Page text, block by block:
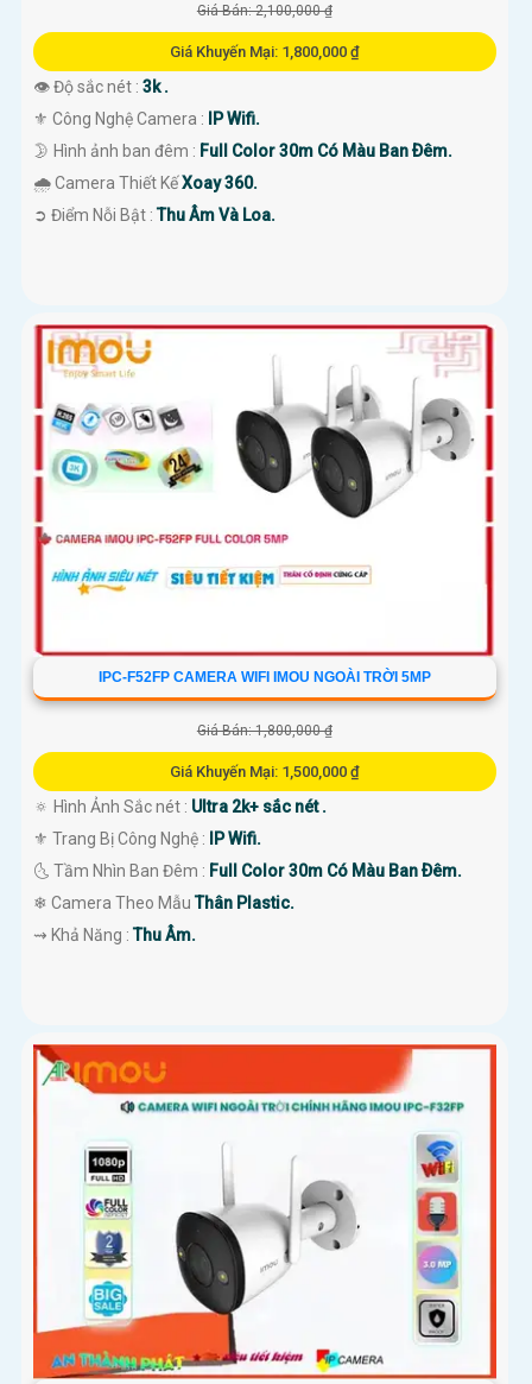
Giá Bán: 2,100,000 ₫
Giá Khuyến Mại: 1,800,000 ₫
👁 Độ sắc nét : 3k .
⚜️ Công Nghệ Camera :
IP Wifi.
🌛 Hình ảnh ban đêm : Full Color 30m Có Màu Ban Ðêm.
🌧️ Camera Thiết KếXoay 360.
️➲ Điểm Nỗi Bật :Thu Âm Và Loa.
IPC-F52FP CAMERA WIFI IMOU NGOÀI TRỜI 5MP
Giá Bán: 1,800,000 ₫
Giá Khuyến Mại: 1,500,000 ₫
🔅 Hình Ảnh Sắc nét : Ultra 2k+ sắc nét .
⚜️ Trang Bị Công Nghệ :
IP Wifi.
🌜 Tầm Nhìn Ban Đêm : Full Color 30m Có Màu Ban Ðêm.
❄ Camera Theo MẫuThân Plastic.
️⇝ Khả Năng :Thu Âm.